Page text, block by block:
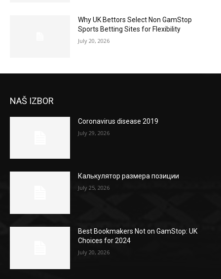
Why UK Bettors Select Non GamStop
Sports Betting Sites for Flexibility
July 20, 2026
NAŠ IZBOR
Coronavirus disease 2019
July 29, 2026
Калькулятор размера позиции
July 25, 2026
Best Bookmakers Not on GamStop: UK
Choices for 2024
July 20, 2026